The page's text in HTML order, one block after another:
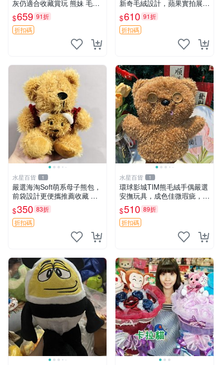
灰仍適合收藏賞玩 熊妹 毛絨
玩具 浮雕熊
$659 91折
折扣碼
新奇毛絨設計，蘋果實拍展
示，成色極佳 晚安香薰 馮娃
娃 毛絨玩偶
$610 91折
折扣碼
水星百貨 1
嚴選海淘Soft萌系母子熊包，
前袋設計更便攜推薦收藏 母
子熊 軟綿綿 包包
$350 83折
折扣碼
水星百貨 1
環球影城TIM熊毛絨手偶嚴選
安撫玩具，成色佳微瑕疵，贈
小禮物超值優惠 TIM熊 毛絨
手偶 安撫 toy 嚴選
$510 89折
折扣碼